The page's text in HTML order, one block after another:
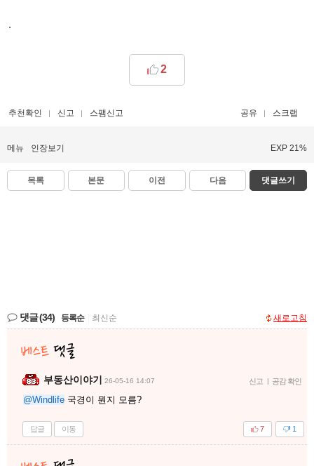
.
2
추천확인 신고 스팸신고 공유 스크랩
메뉴 인장보기 EXP 21%
목록 본문 이전 다음 댓글쓰기
댓글(34) 등록순 최신순 새로고침
부동산이야기 26-05-16 14:07 신고 | 공감 확인
@Windlife 국경이 뭔지 모름?
답글 이동 1
7